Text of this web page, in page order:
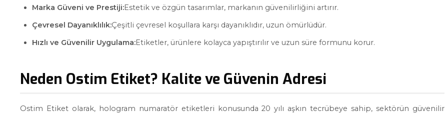
Marka Güveni ve Prestiji:Estetik ve özgün tasarımlar, markanın güvenilirliğini artırır.
Çevresel Dayanıklılık:Çeşitli çevresel koşullara karşı dayanıklıdır, uzun ömürlüdür.
Hızlı ve Güvenilir Uygulama:Etiketler, ürünlere kolayca yapıştırılır ve uzun süre formunu korur.
Neden Ostim Etiket? Kalite ve Güvenin Adresi
Ostim Etiket olarak, hologram numaratör etiketleri konusunda 20 yılı aşkın tecrübeye sahip, sektörün güvenilir